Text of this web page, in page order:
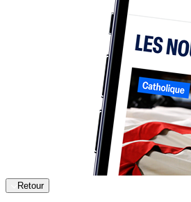
Retour